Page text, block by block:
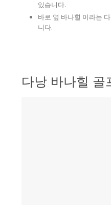
있습니다.
바로 옆 바나힐 이라는
니다.
다낭 바나힐 골